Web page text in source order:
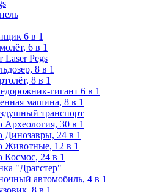
6 в 1
6 в 1
Laser Pegs
8 в 1
8 в 1
гигант 6 в 1
машина, 8 в 1
транспорт
Археология, 30 в 1
Динозавры, 24 в 1
Животные, 12 в 1
Космос, 24 в 1
"Драгстер"
автомобиль, 4 в 1
8 в 1